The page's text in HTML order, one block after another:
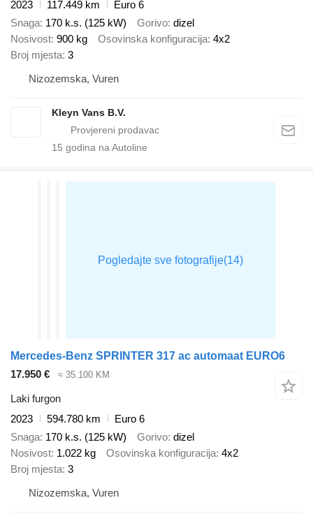
2023 117.449 km
Euro 6
Snaga 170 k.s. (125 kW) Gorivo dizel
Nosivost 900 kg Osovinska konfiguracija 4x2
Broj mjesta 3
Nizozemska, Vuren
Kleyn Vans B.V.
15 godina na Autoline
Mercedes-Benz SPRINTER 317 ac automaat EURO6
17.950 €
≈ 35.100 KM
Laki furgon
2023
594.780 km
Euro 6
Snaga 170 k.s. (125 kW) Gorivo dizel
Nosivost 1.022 kg Osovinska konfiguracija 4x2
Broj mjesta 3
Nizozemska, Vuren